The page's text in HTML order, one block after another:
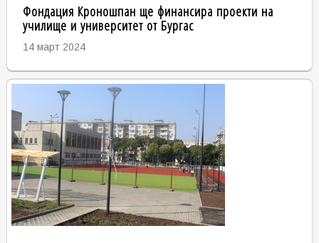
Фондация Кроношпан ще финансира проекти на
училище и университет от Бургас
14 март 2024